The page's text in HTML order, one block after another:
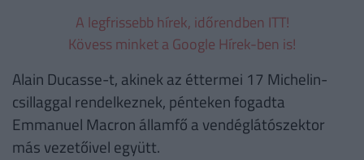
A legfrissebb hírek, időrendben ITT!
Kövess minket a Google Hírek-ben is!
Alain Ducasse-t, akinek az éttermei 17 Michelin-
csillaggal rendelkeznek, pénteken fogadta
Emmanuel Macron államfő a vendéglátószektor
más vezetőivel együtt.